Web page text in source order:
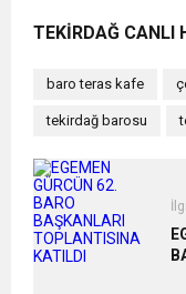
TEKİRDAĞ CANLI
baro teras kafe
tekirdağ barosu